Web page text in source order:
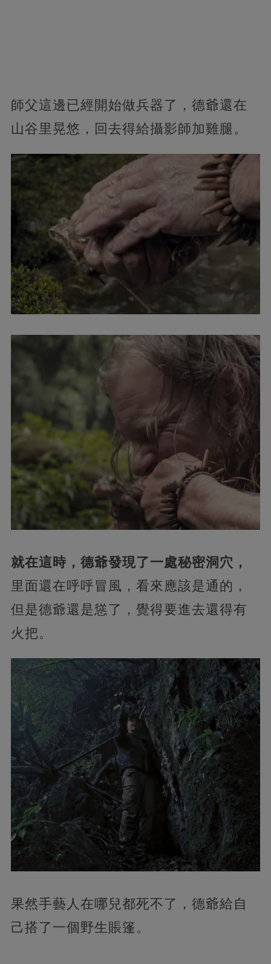
師父這邊已經開始做兵器了，德爺還在
山谷里晃悠，回去得給攝影師加雞腿。
就在這時，德爺發現了一處秘密洞穴，
里面還在呼呼冒風，看來應該是通的，
但是德爺還是慫了，覺得要進去還得有
火把。
果然手藝人在哪兒都死不了，德爺給自
己搭了一個野生賬篷。